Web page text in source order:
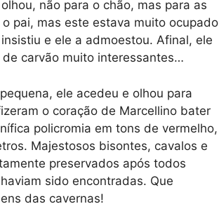
não para o chão, mas para as
pai, mas este estava muito ocupado
e ele a admoestou. Afinal, ele
carvão muito interessantes…
ele acedeu e olhou para
o coração de Marcellino bater
policromia em tons de vermelho,
Majestosos bisontes, cavalos e
preservados após todos
sido encontradas. Que
das cavernas!